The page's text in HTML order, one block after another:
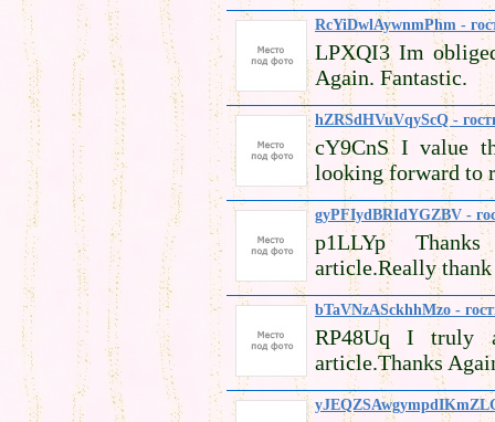
RcYiDwlAywnmPhm -
LPXQI3 Im
Again. Fantastic.
hZRSdHVuVqyScQ -
cY9CnS I value
looking forward to
gyPFIydBRIdYGZBV -
p1LLYp
article.Really
bTaVNzASckhhMzo -
RP48Uq I truly
article.Thanks